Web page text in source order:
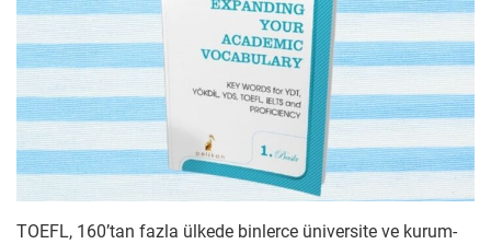
TOEFL, 160’tan fazla ülkede binlerce üniversite ve kurum-